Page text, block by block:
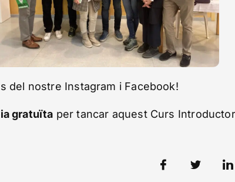
del nostre Instagram i Facebook!
gratuïta per tancar aquest Curs